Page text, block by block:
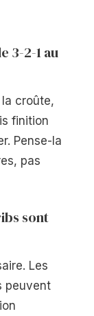
3-2-1 au
croûte,
finition
Pense-la
pas
sont
Les
peuvent